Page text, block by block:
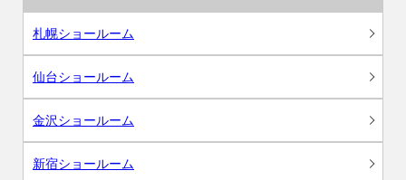
札幌ショールーム
仙台ショールーム
金沢ショールーム
新宿ショールーム